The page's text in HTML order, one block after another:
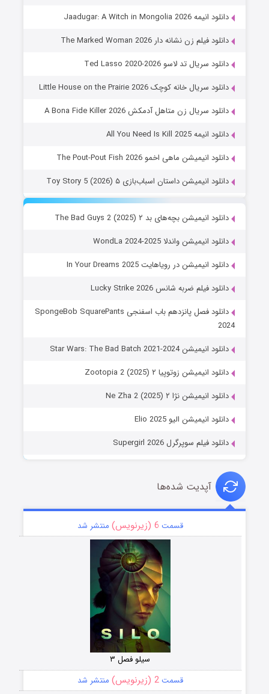
دانلود انیمه Jaadugar: A Witch in Mongolia 2026
دانلود فیلم زن نشانه دار The Marked Woman 2026
دانلود سریال تد لاسو Ted Lasso 2020-2026
دانلود سریال خانه کوچک Little House on the Prairie 2026
دانلود سریال زن متاهل آدمکش A Bona Fide Killer 2026
دانلود انیمه All You Need Is Kill 2025
دانلود انیمیشن ماهی اخمو The Pout-Pout Fish 2026
دانلود انیمیشن داستان اسباب‌بازی ۵ Toy Story 5 (2026)
دانلود انیمیشن بچه‌های بد ۲ The Bad Guys 2 (2025)
دانلود انیمیشن واندلا WondLa 2024-2025
دانلود انیمیشن در رویاهایت In Your Dreams 2025
دانلود فیلم ضربه شانس Lucky Strike 2026
دانلود فصل پانزدهم باب اسفنجی SpongeBob SquarePants
2024
دانلود انیمیشن Star Wars: The Bad Batch 2021-2024
دانلود انیمیشن زوتوپیا ۲ Zootopia 2 (2025)
دانلود انیمیشن نژا ۲ Ne Zha 2 (2025)
دانلود انیمیشن الیو Elio 2025
دانلود فیلم سوپرگرل Supergirl 2026
آپدیت شده‌ها
قسمت 6 (زیرنویس) منتشر شد
سیلو فصل ۳
قسمت2 (زیرنویس) منتشر شد